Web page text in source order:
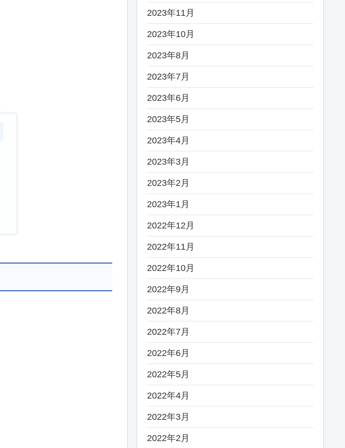
2023年11月
2023年10月
2023年8月
2023年7月
2023年6月
2023年5月
2023年4月
2023年3月
2023年2月
2023年1月
2022年12月
2022年11月
2022年10月
2022年9月
2022年8月
2022年7月
2022年6月
2022年5月
2022年4月
2022年3月
2022年2月